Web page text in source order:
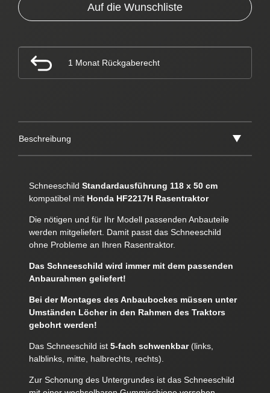
Auf die Wunschliste
1 Monat Rückgaberecht
Beschreibung
Schneeschild Standardausführung 118 x 50 cm
kompatibel mit Honda HF2217H Rasentraktor
Die nötigen und für Ihr Modell passenden Anbauteile
werden mitgeliefert. Damit passt das Schneeschild
ohne Probleme an Ihren Rasentraktor.
Das Schneeschild wird immer mit dem passenden
Anbaurahmen geliefert!
Bei der Montages des Anbaubockes müssen unter
Umständen Löcher in den Rahmen des Traktors
gebohrt werden!
Das Schneeschild ist 5-fach schwenkbar(links,
halblinks, mitte, halbrechts, rechts).
Zur Schonung des Untergrundes ist das Schneeschild